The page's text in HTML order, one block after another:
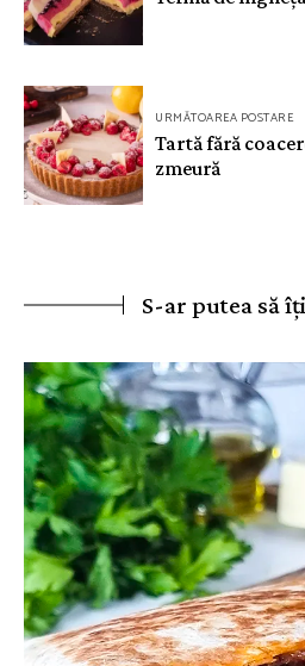
articole
URMĂTOAREA POSTARE
Tartă fără
zmeură
S-ar putea să